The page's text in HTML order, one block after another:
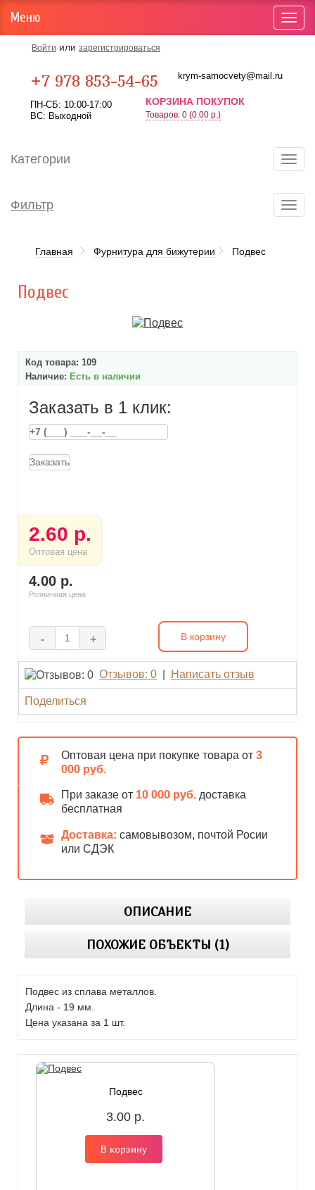
Войти или зарегистрироваться
+7 978 853-54-65 krym-samocvety@mail.ru
ПН-СБ: 10:00-17:00
ВС: Выходной
КОРЗИНА ПОКУПОК
Товаров: 0 (0.00 р.)
Меню
Категории
Фильтр
Главная Фурнитура для бижутерии Подвес
Подвес
Код товара: 109
Наличие: Есть в наличии
Заказать в 1 клик:
Заказать
2.60 р.
Оптовая цена
4.00 р.
Розничная цена
- + В корзину
Отзывов: 0 Написать отзыв
Поделиться
Оптовая цена при покупке товара от 3
000 руб.
При заказе от 10 000 руб. доставка
бесплатная
Доставка: самовывозом, почтой Росии
или СДЭК
ОПИСАНИЕ
ПОХОЖИЕ ОБЪЕКТЫ (1)
Подвес из сплава металлов.
Длина - 19 мм.
Цена указана за 1 шт.
Подвес
3.00 р.
В корзину